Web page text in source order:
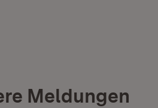
Meldungen